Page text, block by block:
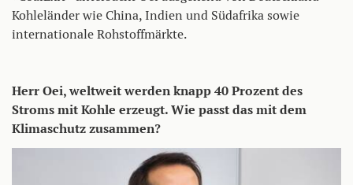
Kohleländer wie China, Indien und Südafrika sowie
internationale Rohstoffmärkte.
Herr Oei, weltweit werden knapp 40 Prozent des
Stroms mit Kohle erzeugt. Wie passt das mit dem
Klimaschutz zusammen?